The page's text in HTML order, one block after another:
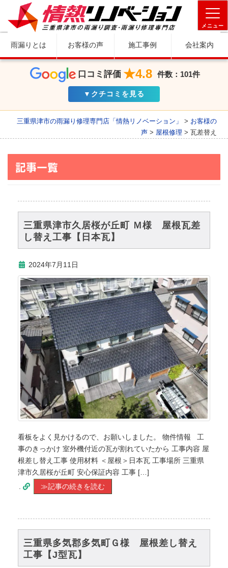
メニュー
雨漏りとは お客様の声 施工事例 会社案内
口コミ評価 ★4.8 件数：101件
▼クチコミを見る
三重県津市の雨漏り修理専門店「情熱リノベーション」 > お客様の
声> 屋根修理 > 瓦差替え
記事一覧
三重県津市久居桜が丘町 Ｍ様 屋根瓦差
し替え工事【日本瓦】
2024年7月11日
看板をよく見かけるので、お願いしました。 物件情報 工
事のきっかけ 室外機付近の瓦が割れていたから 工事内容 屋
根差し替え工事 使用材料 ＜屋根＞日本瓦 工事場所 三重県
津市久居桜が丘町 安心保証内容 工事 […]
≫記事の続きを読む
三重県多気郡多気町Ｇ様 屋根差し替え
工事【J型瓦】